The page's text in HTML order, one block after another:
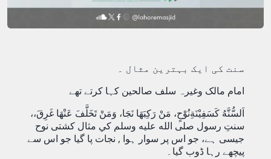
سنت کی ایک بہترین مثال ۔
امام مالک وغیرہ سلف صالحین کہا کرتے تھے
اَلسُّنَّهُ كَسَفِيْنَةِنُوْحٍ، مَنْ رَكِبَهَا نَجَا، وَمَنْ تَخَلَّفَ عَنْهَا غَرِقَ،،
سنتِ رسول صلى الله عليه وسلم كي مثال كشتی نوح
جیسی ہے، جو اس پر سوار ہوا , نجات پا گیا جو اس سے
پیچھے رہا ڈوب گیا۔